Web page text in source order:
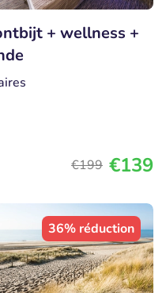
+ wellness +
€199 €139
36% réduction